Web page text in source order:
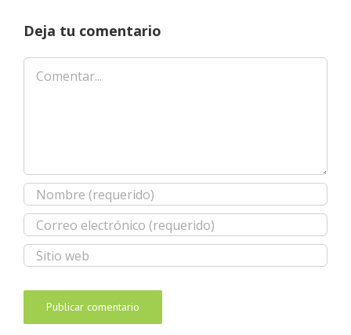
Deja tu comentario
Comentar